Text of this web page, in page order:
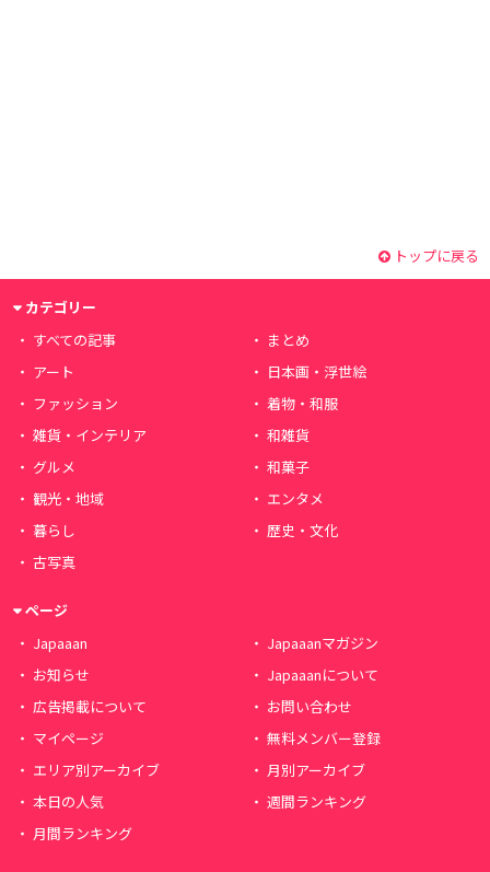
トップに戻る
カテゴリー
すべての記事
まとめ
アート
日本画・浮世絵
ファッション
着物・和服
雑貨・インテリア
和雑貨
グルメ
和菓子
観光・地域
エンタメ
暮らし
歴史・文化
古写真
ページ
Japaaan
Japaaanマガジン
お知らせ
Japaaanについて
広告掲載について
お問い合わせ
マイページ
無料メンバー登録
エリア別アーカイブ
月別アーカイブ
本日の人気
週間ランキング
月間ランキング